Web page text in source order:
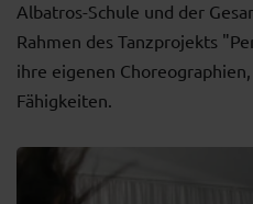
Albatros-Schule und der
Rahmen des Tanzprojekts
ihre eigenen
Fähigkeiten.